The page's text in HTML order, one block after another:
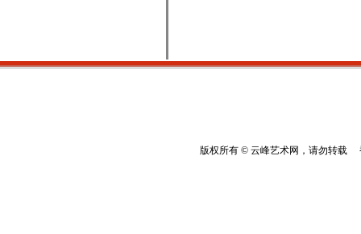
版权所有 © 云峰艺术网，请勿转载